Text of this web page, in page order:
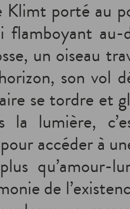
Klimt porté au
flamboyant au-
un oiseau
son vol
se tordre et
la lumière,
accéder à
qu’amour-
de